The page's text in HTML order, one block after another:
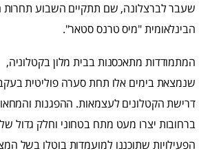
שעבר לברצלונה, שם תתקיים השבוע תחרות
הבינלאומית "מיס טרנס סטאר".
המתמודדות מתאכסנות בבית מלון בקטלוניה,
שנמצאת בימים אלו תחת סערה פוליטית
דרישת הקטלונים לעצמאות. ההפגנות
ברחובות יצרו מעט מתח בטחוני וחלק גדול של
הפעילויות שתוכננו למועמדות בוטלו בשל